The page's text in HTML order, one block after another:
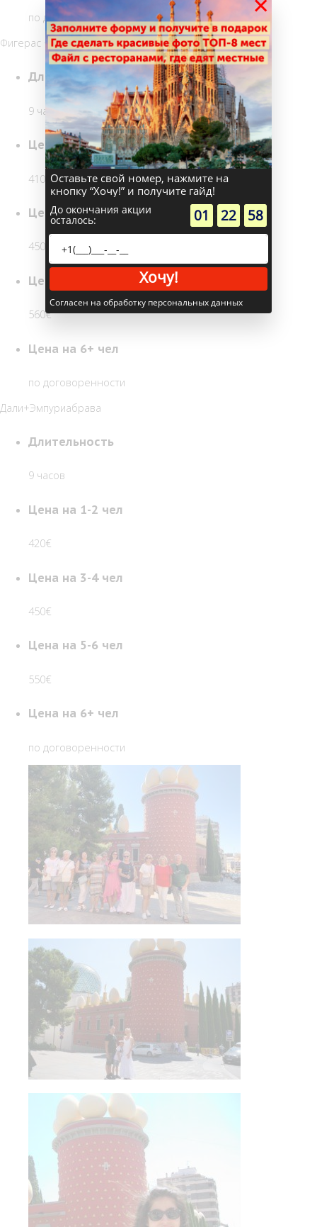
по договоренности
Фигерас + Жирона
Длительность
9 часов
Цена на 1-2 чел
410€
Цена на 3-4 чел
450€
Цена на 5-6 чел
560€
Цена на 6+ чел
по договоренности
Дали+Эмпуриабрава
Длительность
9 часов
Цена на 1-2 чел
420€
Цена на 3-4 чел
450€
Цена на 5-6 чел
550€
Цена на 6+ чел
по договоренности
Оставьте свой номер, нажмите на
кнопку “Хочу!” и получите гайд!
До окончания акции
осталось: 01 22 57
Хочу!
Согласен на обработку персональных данных